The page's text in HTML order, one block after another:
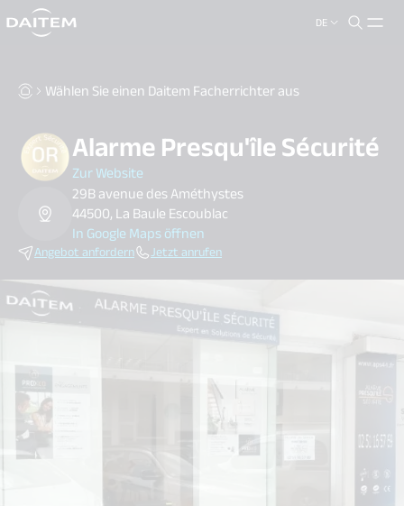
DE
search.label
Wählen Sie einen Daitem Facherrichter aus
Alarme Presqu'île Sécurité
Zur Website
29B avenue des Améthystes
44500, La Baule Escoublac
In Google Maps öffnen
Angebot anfordern Jetzt anrufen